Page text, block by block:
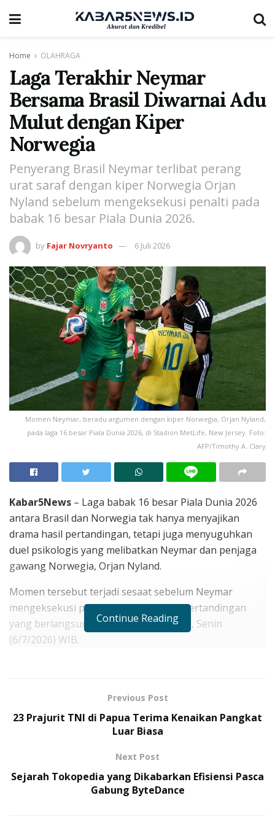
Home OLAHRAGA
Laga Terakhir Neymar
Bersama Brasil Diwarnai Adu
Mulut dengan Kiper
Norwegia
Penyerang Brasil Neymar terlibat perang
urat saraf dengan kiper Norwegia Orjan
Nyland sebelum mengeksekusi penalti pada
babak 16 besar Piala Dunia 2026.
by Fajar Novryanto 6 Juli 2026
Momen Neymar, beradu argumen dengan kiper Norwegia, Orjan Nyland,
pada laga 16 besar Piala Dunia 2026, di Stadion MetLife, New Jersey. Foto:
AFP/Timothy A. Clary
Kabar5News – Laga babak 16 besar Piala Dunia 2026
antara Brasil dan Norwegia tak hanya menyajikan
drama hasil pertandingan, tetapi juga menyuguhkan
duel psikologis yang melibatkan Neymar dan penjaga
gawang Norwegia, Orjan Nyland.
Momen tersebut terjadi sesaat sebelum Neymar
mengeksekusi penalti di penghujung pertandingan
yang berlangsung di New York Stadium, Senin
(6/7/2026) WIB.
Jelang Laga Persahabatan Chelsea vs AC Milan di
Patut Dinantikan
Menyambut Debut Bersejarah di Asian Games 2026
Brasil harus mengakhiri perjalanan mereka di Piala
Continue Reading
Previous Post
23 Prajurit TNI di Papua Terima Kenaikan Pangkat
Luar Biasa
Next Post
Sejarah Tokopedia yang Dikabarkan Efisiensi Pasca
Gabung ByteDance